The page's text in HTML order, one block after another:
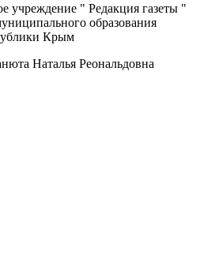
учреждение " Редакция газеты "
образования
Крым
Наталья Реональдовна